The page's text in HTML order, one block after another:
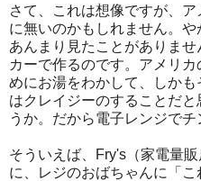
さて、これは想像ですが、
に無いのかもしれません。や
あんまり見たことがありま
カーで作るのです。アメリ
めにお湯をわかして、しか
はクレイジーのすることだ
うか。だから電子レンジでチ
そういえば、Fry's（家電量
に、レジのおばちゃんに「